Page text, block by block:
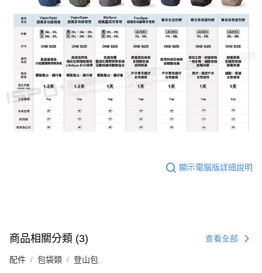
顯示電腦版詳細說明
商品相關分類 (3) 查看全部
配件 包袋類 登山包